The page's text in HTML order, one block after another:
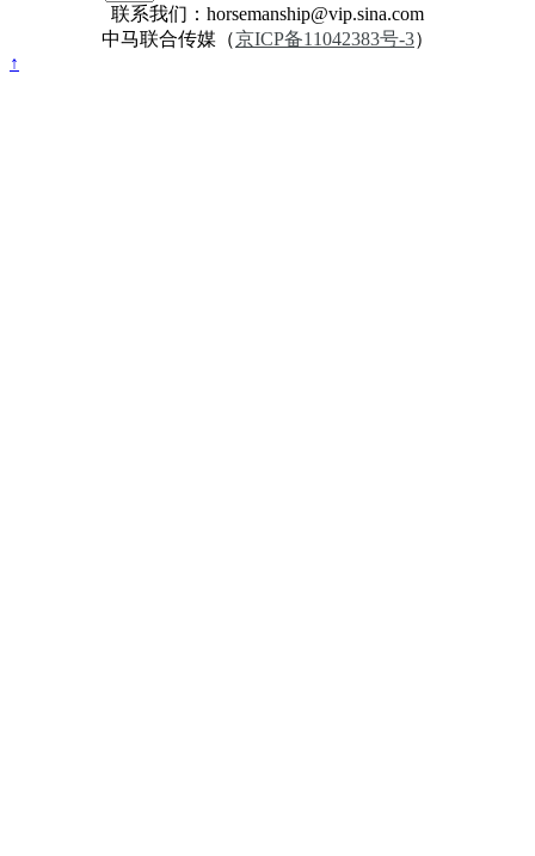
联系我们：horsemanship@vip.sina.com
中马联合传媒（京ICP备11042383号-3）
↑